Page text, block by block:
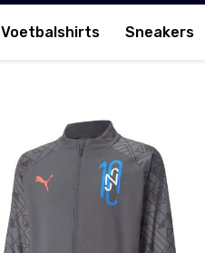
Voetbalshirts Sneakers